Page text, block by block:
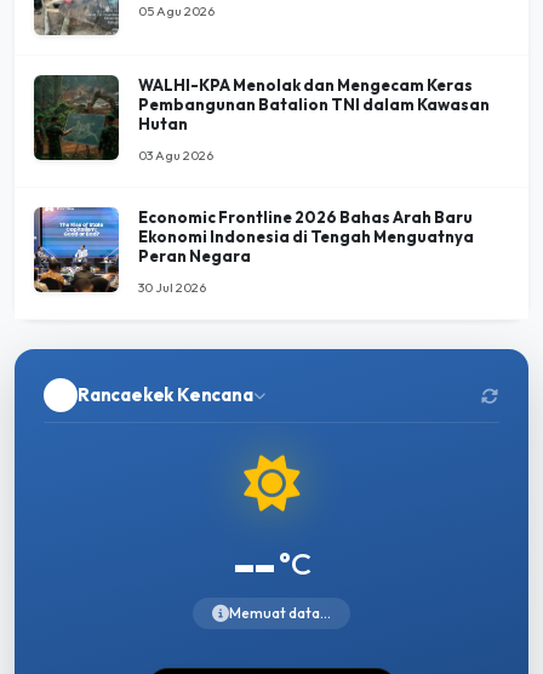
05 Agu 2026
WALHI-KPA Menolak dan Mengecam Keras
Pembangunan Batalion TNI dalam Kawasan
Hutan
03 Agu 2026
Economic Frontline 2026 Bahas Arah Baru
Ekonomi Indonesia di Tengah Menguatnya
Peran Negara
30 Jul 2026
Rancaekek Kencana
--°C
Memuat data...